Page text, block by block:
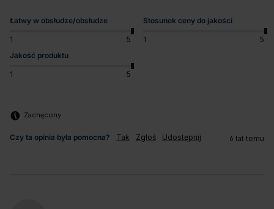
Łatwy w obsłudze/obsłudze
1 5
Stosunek ceny do jakości
1
5
Jakość produktu
1 5
Zachęcony
Czy ta opinia była pomocna? Tak Zgłoś Udostępnij 6 lat temu